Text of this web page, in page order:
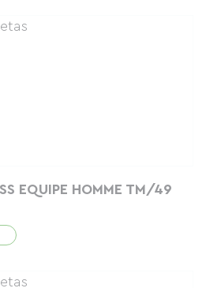
EQUIPE HOMME TM/49